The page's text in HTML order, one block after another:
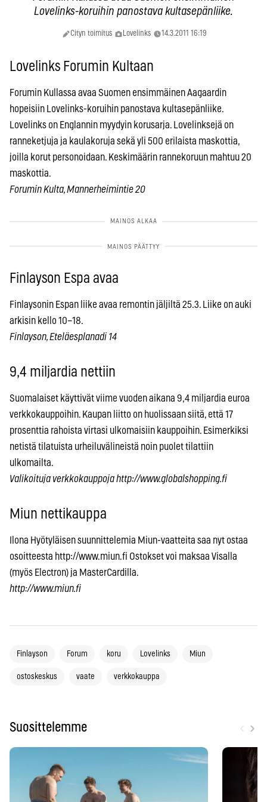
Lovelinks-koruihin panostava kultasepänliike.
Cityn toimitus Lovelinks 14.3.2011 16:19
Lovelinks Forumin Kultaan
Forumin Kullassa avaa Suomen ensimmäinen Aagaardin
hopeisiin Lovelinks-koruihin panostava kultasepänliike.
Lovelinks on Englannin myydyin korusarja. Lovelinksejä on
ranneketjuja ja kaulakoruja sekä yli 500 erilaista maskottia,
joilla korut personoidaan. Keskimäärin rannekoruun mahtuu 20
maskottia.
Forumin Kulta, Mannerheimintie 20
Finlayson Espa avaa
Finlaysonin Espan liike avaa remontin jäljiltä 25.3. Liike on auki
arkisin kello 10–18.
Finlayson, Eteläesplanadi 14
9,4 miljardia nettiin
Suomalaiset käyttivät viime vuoden aikana 9,4 miljardia euroa
verkkokauppoihin. Kaupan liitto on huolissaan siitä, että 17
prosenttia rahoista virtasi ulkomaisiin kauppoihin. Esimerkiksi
netistä tilatuista urheiluvälineistä noin puolet tilattiin
ulkomailta.
Valikoituja verkkokauppoja http://www.globalshopping.fi
Miun nettikauppa
Ilona Hyötyläisen suunnittelemia Miun-vaatteita saa nyt ostaa
osoitteesta http://www.miun.fi Ostokset voi maksaa Visalla
(myös Electron) ja MasterCardilla.
http://www.miun.fi
Finlayson Forum koru Lovelinks Miun
ostoskeskus vaate verkkokauppa
Suosittelemme ›